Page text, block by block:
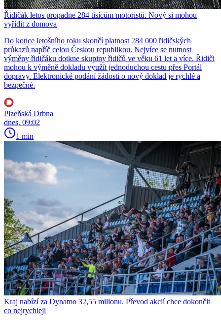
Řidičák letos propadne 284 tisícům motoristů. Nový si mohou
vyřídit z domova
Do konce letošního roku skončí platnost 284 000 řidičských
průkazů napříč celou Českou republikou. Nejvíce se nutnost
výměny řidičáku dotkne skupiny řidičů ve věku 61 let a více. Řidiči
mohou k výměně dokladu využít jednoduchou cestu přes Portál
dopravy. Elektronické podání žádosti o nový doklad je rychlé a
bezpečné.
Plzeňská Drbna
dnes, 09:02
1 min
Kraj nabízí za Dynamo 32,55 milionu. Převod akcií chce dokončit
co nejrychleji